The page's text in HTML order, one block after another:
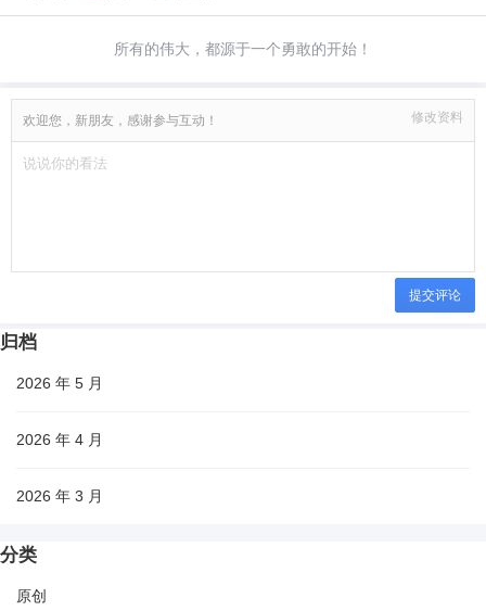
所有的伟大，都源于一个勇敢的开始！
欢迎您，新朋友，感谢参与互动！ 修改资料
提交评论
归档
2026 年 5 月
2026 年 4 月
2026 年 3 月
分类
原创